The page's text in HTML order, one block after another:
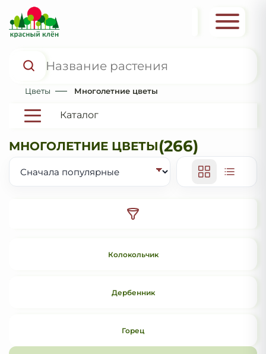
Цветы Многолетние цветы
Каталог
МНОГОЛЕТНИЕ ЦВЕТЫ(266)
Колокольчик
Дербенник
Горец